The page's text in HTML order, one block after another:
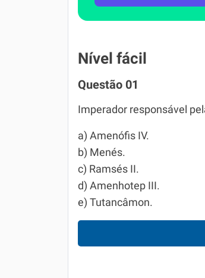
Nível fácil
Questão 01
Imperador responsável
a) Amenófis IV.
b) Menés.
c) Ramsés II.
d) Amenhotep III.
e) Tutancâmon.